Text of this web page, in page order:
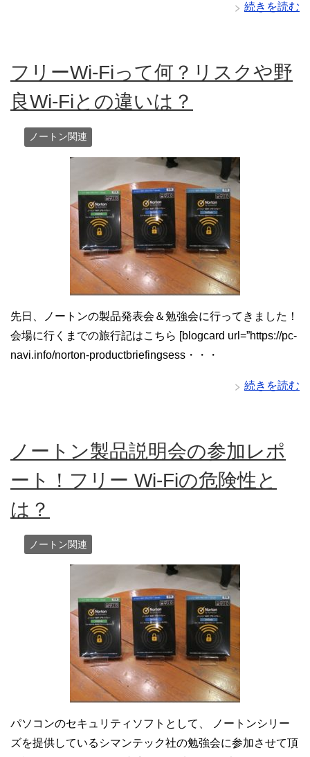
続きを読む
フリーWi-Fiって何？リスクや野
良Wi-Fiとの違いは？
ノートン関連
先日、ノートンの製品発表会＆勉強会に行ってきました！
会場に行くまでの旅行記はこちら [blogcard url=”https://pc-
navi.info/norton-productbriefingsess・・・
続きを読む
ノートン製品説明会の参加レポ
ート！フリー Wi-Fiの危険性と
は？
ノートン関連
パソコンのセキュリティソフトとして、 ノートンシリー
ズを提供しているシマンテック社の勉強会に参加させて頂